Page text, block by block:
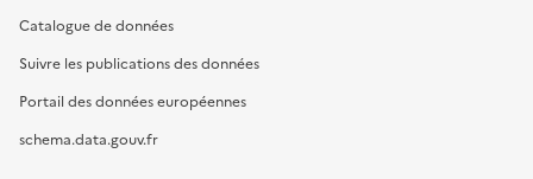
Catalogue de données
Suivre les publications des données
Portail des données européennes
schema.data.gouv.fr